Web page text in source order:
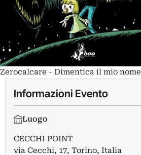
Zerocalcare - Dimentica il mio nome
Informazioni Evento
Luogo
CECCHI POINT
via Cecchi, 17, Torino, Italia